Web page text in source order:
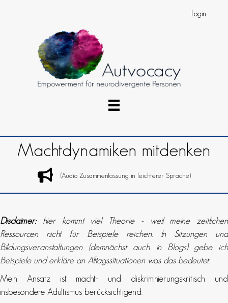
Login
Machtdynamiken mitdenken
(Audio Zusammenfassung in leichterer Sprache)
Disclaimer:hier kommt viel Theorie - weil meine zeitlichen
Ressourcen nicht für Beispiele reichen. In Sitzungen und
Bildungsveranstaltungen (demnächst auch in Blogs) gebe ich
Beispiele und erkläre an Alltagssituationen was das bedeutet.
Mein Ansatz ist macht- und diskriminierungskritisch und
insbesondere Adultismus berücksichtigend.